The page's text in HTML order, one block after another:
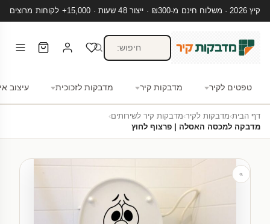
קיץ 2026 · משלוח חינם מ-₪300 · ייצור 48 שעות · 15,000+ לקוחות מרוצים
טפטים לקיר מדבקות קיר מדבקות לזכוכית עיצוב
דף הבית›מדבקות לקיר›מדבקות קיר לשירותים›
מדבקה למכסה האסלה | פרצוף לחוץ